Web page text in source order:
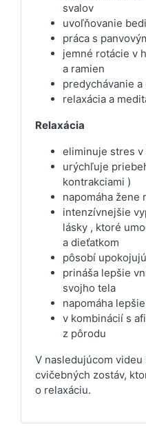
svalov
uvoľňovanie
práca s
jemné rotácie v
a ramien
predychávanie
relaxácia a
Relaxácia
eliminuje stres
urýchľuje
kontrakciami )
napomáha žene
intenzívnejšie
lásky , ktoré
a dieťatkom
pôsobí
prináša lepšie
svojho tela
napomáha
v kombinácií s
z pôrodu
V nasledujúcom
cvičebných zostáv,
o relaxáciu.